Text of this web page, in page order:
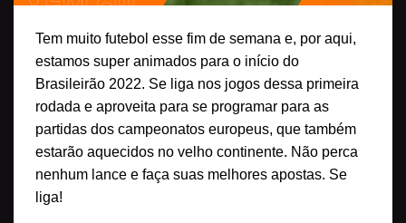
Tem muito futebol esse fim de semana e, por aqui,
estamos super animados para o início do
Brasileirão 2022. Se liga nos jogos dessa primeira
rodada e aproveita para se programar para as
partidas dos campeonatos europeus, que também
estarão aquecidos no velho continente. Não perca
nenhum lance e faça suas melhores apostas. Se
liga!